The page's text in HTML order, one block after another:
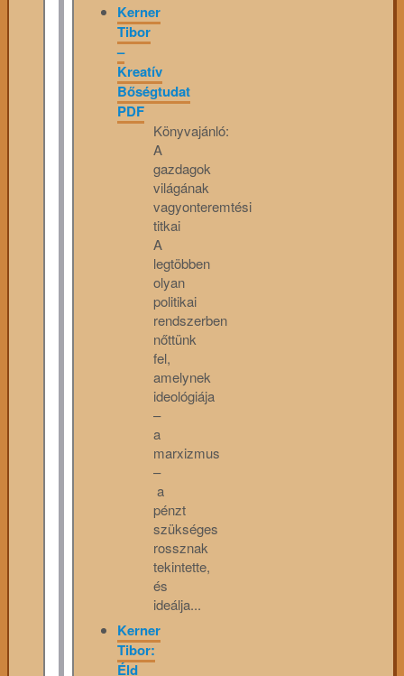
Kerner
Tibor
–
Kreatív
Bőségtudat
PDF
Könyvajánló:
A
gazdagok
világának
vagyonteremtési
titkai
A
legtöbben
olyan
politikai
rendszerben
nőttünk
fel,
amelynek
ideológiája
–
a
marxizmus
–
a
pénzt
szükséges
rossznak
tekintette,
és
ideálja...
Kerner
Tibor:
Éld